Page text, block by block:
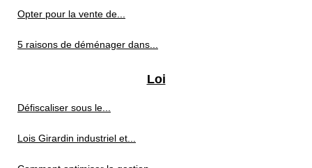
Opter pour la vente de...
5 raisons de déménager dans...
Loi
Défiscaliser sous le...
Lois Girardin industriel et...